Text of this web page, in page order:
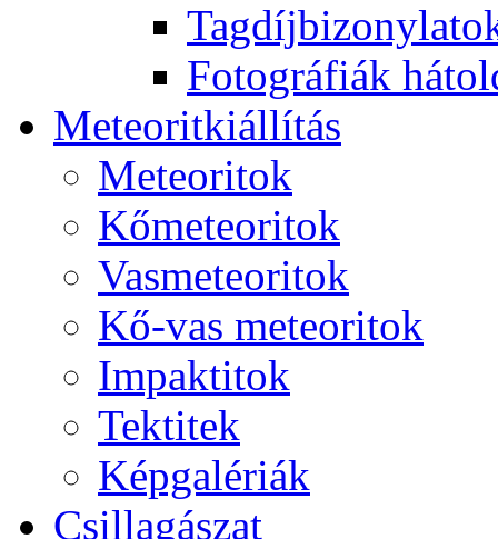
Fo­tog­rá­fi­ák
Me­te­o­rit­ki­ál­lí­tás
Me­te­o­ri­tok
Kő­me­te­o­ri­tok
Vas­me­te­o­ri­tok
Kő-vas me­te­o­ri­tok
Imp­ak­ti­tok
Tek­ti­tek
Kép­ga­lé­ri­ák
Csil­la­gá­szat